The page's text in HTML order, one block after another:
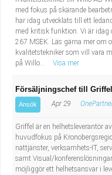
Undersköterska,
Bibliotekarie
Administrativ
Lärare i gymnasiet
med fokus på skärande
har idag utvecklats till ett
med kritisk funktion. Vi är idag
267 MSEK. Läs gärna mer om
kvalitetstekniker som vill vara
på Willo...
Visa mer
Försäljningschef till
Ansök Apr 29
Griffel är en helhetsleverantör
huvudfokus på
nättjänster, verksamhets-IT,
samt Visual/
möjliggör ett helhetsansvar i